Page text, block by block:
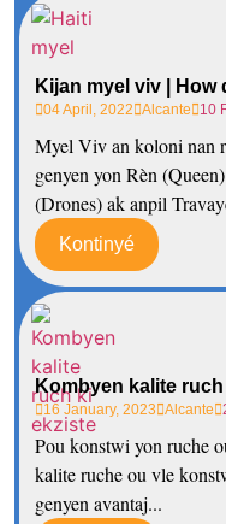
Kijan myel viv | How
04 April, 2022 Alcante 10
Myel Viv an koloni nan
genyen yon Rèn
(Drones) ak anpil
Kontinyé
Kombyen kalite
16 January, 2023 Alcante
Pou konstwi yon ruche
kalite ruche ou vle
genyen avantaj...